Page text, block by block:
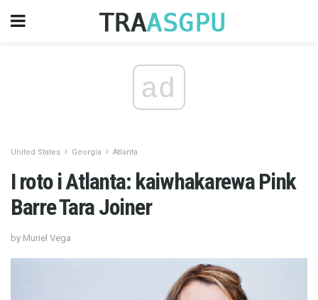
ad
United States Georgia Atlanta
I roto i Atlanta: kaiwhakarewa Pink
Barre Tara Joiner
by Muriel Vega